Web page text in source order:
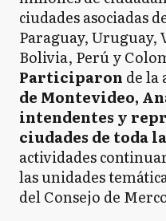
ciudades asociadas
Paraguay, Uruguay,
Bolivia, Perú y
Participaron de la
de Montevideo,
intendentes y
ciudades de toda
actividades
las unidades
del Consejo de